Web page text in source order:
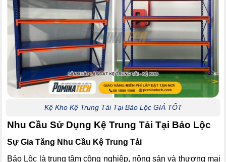
Kệ Kho Kệ Trung Tải Tại Bảo Lộc GIÁ TỐT
Nhu Cầu Sử Dụng Kệ Trung Tải Tại Bảo Lộc
Sự Gia Tăng Nhu Cầu Kệ Trung Tải
Bảo Lộc là trung tâm công nghiệp, nông sản và thương mại